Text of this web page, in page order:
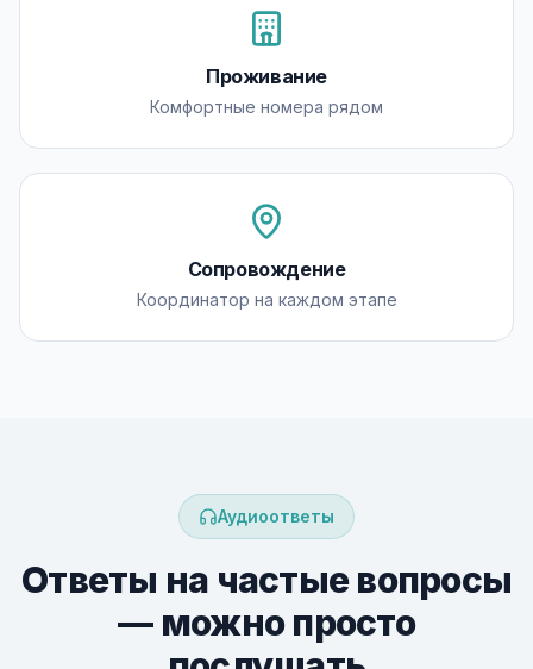
Проживание
Комфортные номера рядом
Сопровождение
Координатор на каждом этапе
Аудиоответы
Ответы на частые вопросы
—можно просто